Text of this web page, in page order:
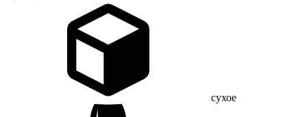
сухое